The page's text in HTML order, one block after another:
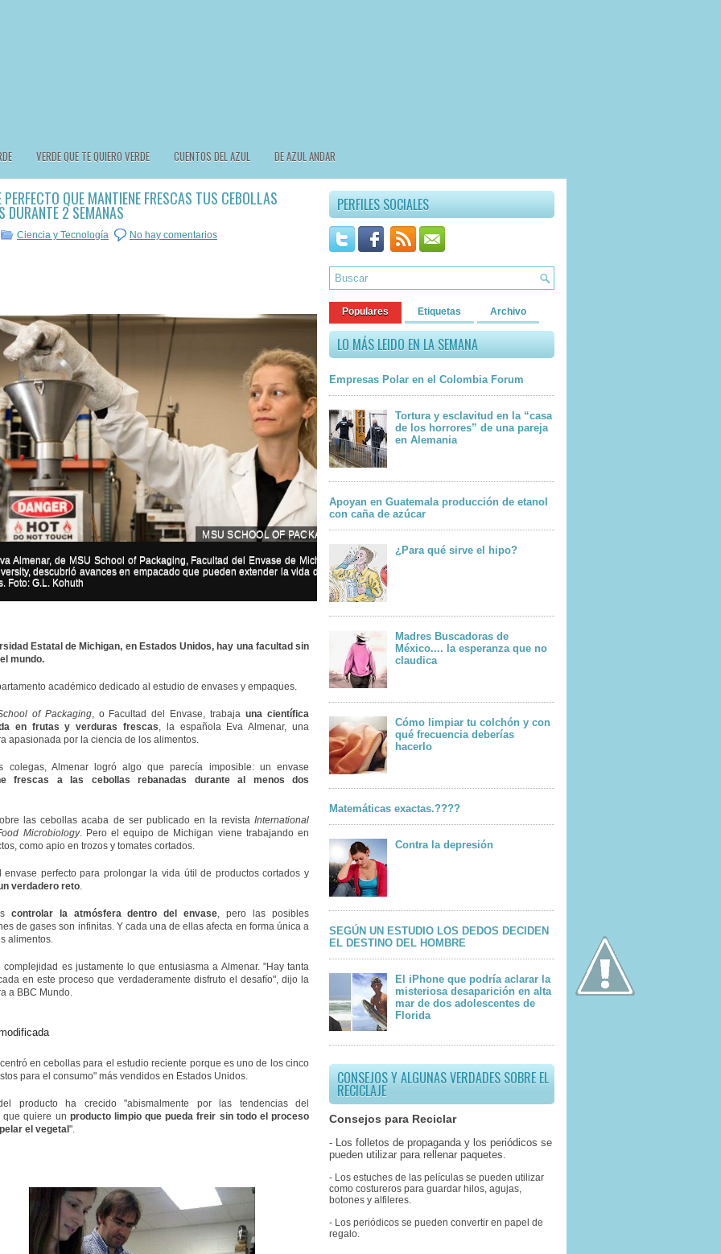
VERDE QUE TE QUIERO VERDE CUENTOS DEL AZUL DE AZUL ANDAR
PERFECTO QUE MANTIENE FRESCAS TUS CEBOLLAS
DURANTE 2 SEMANAS
Ciencia y Tecnología No hay comentarios
MSU SCHOOL OF PACKAGING
Almenar, de MSU School of Packaging, Facultad del Envase de Michigan
descubrió avances en empacado que pueden extender la vida de los
Foto: G.L. Kohuth
Estatal de Michigan, en Estados Unidos, hay una facultad sin
mundo.
académico dedicado al estudio de envases y empaques.
of Packaging, o Facultad del Envase, trabajauna científica
en frutas y verduras frescas, la española Eva Almenar, una
apasionada por la ciencia de los alimentos.
colegas, Almenar logró algo que parecía imposible: un envase
frescas a las cebollas rebanadas durante al menos dos
las cebollas acaba de ser publicado en la revista International
Microbiology. Pero el equipo de Michigan viene trabajando en
como apio en trozos y tomates cortados.
envase perfecto para prolongar la vida útil de productos cortados y
verdadero reto.
controlar la atmósfera dentro del envase, pero las posibles
de gases son infinitas. Y cada una de ellas afecta en forma única a
alimentos.
complejidad es justamente lo que entusiasma a Almenar. "Hay tanta
en este proceso que verdaderamente disfruto el desafío", dijo la
a BBC Mundo.
en cebollas para el estudio reciente porque es uno de los cinco
para el consumo" más vendidos en Estados Unidos.
producto ha crecido "abismalmente por las tendencias del
que quiere un producto limpio que pueda freir sin todo el proceso
el vegetal ".
PERFILES SOCIALES
Populares Etiquetas Archivo
LO MÁS LEIDO EN LA SEMANA
Empresas Polar en el Colombia Forum
Tortura y esclavitud en la “casa
de los horrores” de una pareja
en Alemania
Apoyan en Guatemala producción de etanol
con caña de azúcar
¿Para qué sirve el hipo?
Madres Buscadoras de
México.... la esperanza que no
claudica
Cómo limpiar tu colchón y con
qué frecuencia deberías
hacerlo
Matemáticas exactas.????
Contra la depresión
SEGÚN UN ESTUDIO LOS DEDOS DECIDEN
EL DESTINO DEL HOMBRE
El iPhone que podría aclarar la
misteriosa desaparición en alta
mar de dos adolescentes de
Florida
CONSEJOS Y ALGUNAS VERDADES SOBRE EL
RECICLAJE
Consejos para Reciclar
- Los folletos de propaganda y los periódicos se
pueden utilizar para rellenar paquetes.
- Los estuches de las películas se pueden utilizar
como costureros para guardar hilos, agujas,
botones y alfileres.
- Los periódicos se pueden convertir en papel de
regalo.